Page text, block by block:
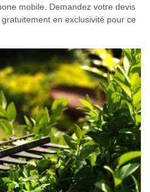
mobile. Demandez votre devis
en exclusivité pour ce